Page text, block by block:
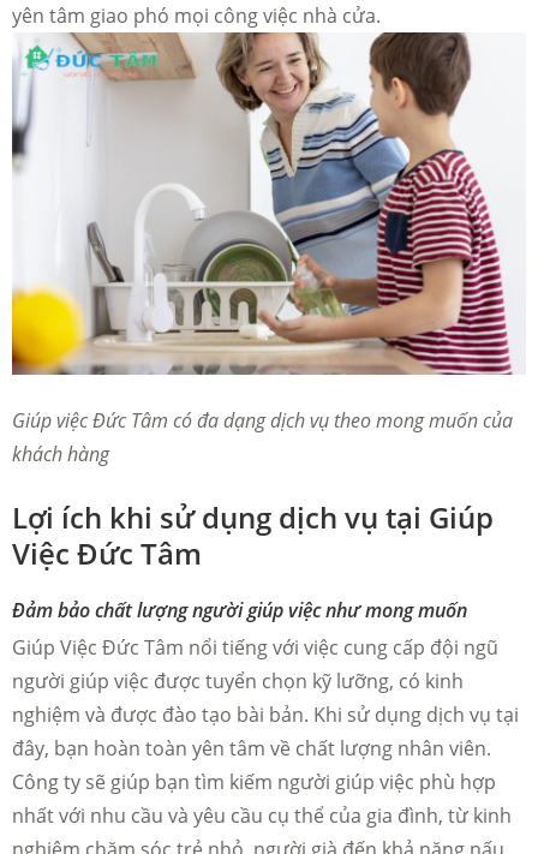
yên tâm giao phó mọi công việc nhà cửa.
Giúp việc Đức Tâm có đa dạng dịch vụ theo mong muốn của
khách hàng
Lợi ích khi sử dụng dịch vụ tại Giúp
Việc Đức Tâm
Đảm bảo chất lượng người giúp việc như mong muốn
Giúp Việc Đức Tâm nổi tiếng với việc cung cấp đội ngũ
người giúp việc được tuyển chọn kỹ lưỡng, có kinh
nghiệm và được đào tạo bài bản. Khi sử dụng dịch vụ tại
đây, bạn hoàn toàn yên tâm về chất lượng nhân viên.
Công ty sẽ giúp bạn tìm kiếm người giúp việc phù hợp
nhất với nhu cầu và yêu cầu cụ thể của gia đình, từ kinh